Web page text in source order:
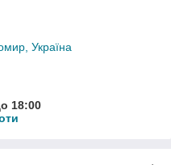
Україна
18:00